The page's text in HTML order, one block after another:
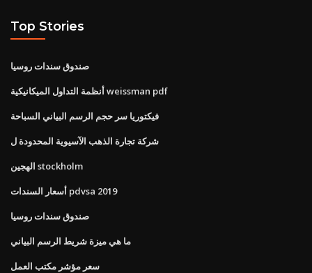
Top Stories
صندوق سندات روسيا
أنظمة التداول الميكانيكية weissman pdf
فيكتوريا سر حجم الرسم البياني السباحة
شركة تجارة الذهب الآسيوية المحدودة ل
الهجين stockholm
أسعار السندات pdvsa 2019
صندوق سندات روسيا
ما هي ميزة شريط الرسم البياني
سعر مؤشر مكتب العمل